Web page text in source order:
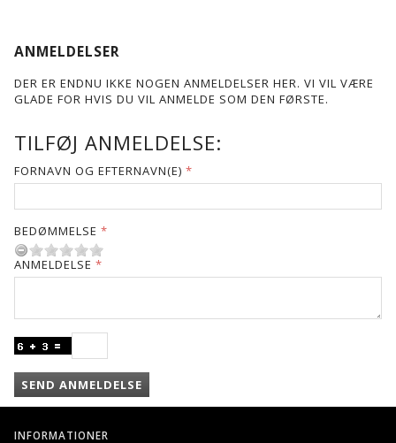
ANMELDELSER
DER ER ENDNU IKKE NOGEN ANMELDELSER HER. VI VIL VÆRE
GLADE FOR HVIS DU VIL ANMELDE SOM DEN FØRSTE.
TILFØJ ANMELDELSE:
FORNAVN OG EFTERNAVN(E)
BEDØMMELSE
ANMELDELSE
SEND ANMELDELSE
INFORMATIONER